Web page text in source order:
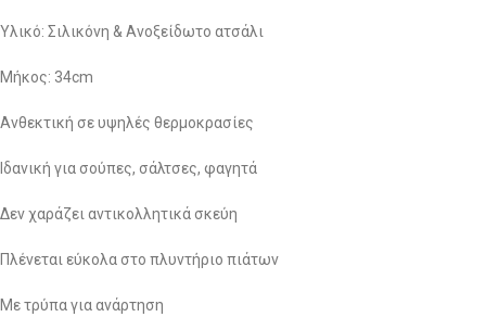
Υλικό: Σιλικόνη & Ανοξείδωτο ατσάλι
Μήκος: 34cm
Ανθεκτική σε υψηλές θερμοκρασίες
Ιδανική για σούπες, σάλτσες, φαγητά
Δεν χαράζει αντικολλητικά σκεύη
Πλένεται εύκολα στο πλυντήριο πιάτων
Με τρύπα για ανάρτηση